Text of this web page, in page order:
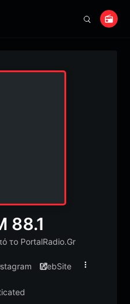
88.1
το PortalRadio.Gr
WebSite